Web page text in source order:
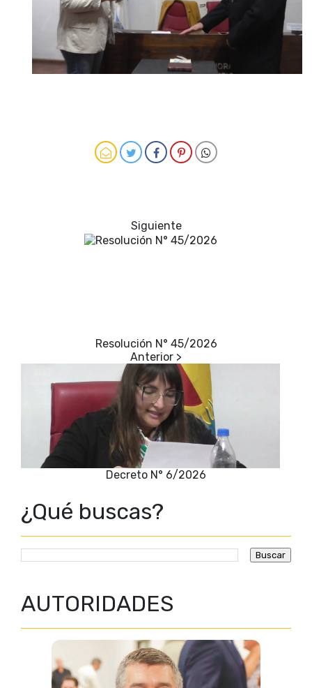
Resolución N° 45/2026
Decreto N° 6/2026
¿Qué buscas?
AUTORIDADES